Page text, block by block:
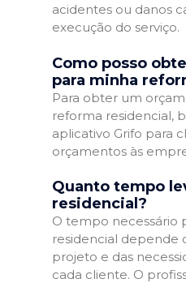
acidentes ou danos
execução do serviço.
Como posso
para minha
Para obter um
reforma residencial,
aplicativo Grifo para
orçamentos às
Quanto tempo
residencial?
O tempo necessário
residencial depende
projeto e das
cada cliente. O